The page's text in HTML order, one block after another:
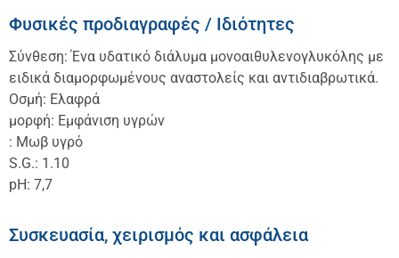
Φυσικές προδιαγραφές / Ιδιότητες
Σύνθεση: Ένα υδατικό διάλυμα μονοαιθυλενογλυκόλης με
ειδικά διαμορφωμένους αναστολείς και αντιδιαβρωτικά.
Οσμή: Ελαφρά
μορφή: Εμφάνιση υγρών
: Μωβ υγρό
S.G.: 1.10
pH: 7,7
Συσκευασία, χειρισμός και ασφάλεια